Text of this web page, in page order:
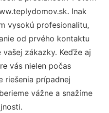
Inak
vysokú profesionalitu,
od prvého kontaktu
zákazky. Keďže aj
vás nielen počas
riešenia prípadnej
vážne a snažíme